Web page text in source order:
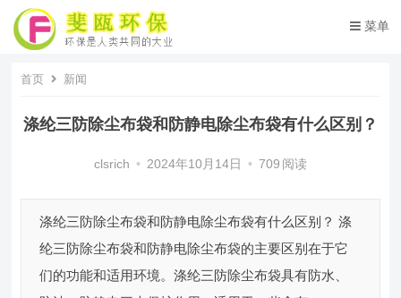
菜单
首页 新闻
涤纶三防除尘布袋和防静电除尘布袋有什么区别？
clsrich • 2024年10月14日 • 709 阅读
涤纶三防除尘布袋和防静电除尘布袋有什么区别？ 涤
纶三防除尘布袋和防静电除尘布袋的主要区别在于它
们的功能和适用环境。涤纶三防除尘布袋具有防水、